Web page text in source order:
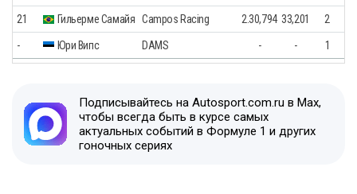
21 Гильерме Самайя Campos Racing 2.30,794 33,201 2
- Юри Випс DAMS - - 1
Подписывайтесь на Autosport.com.ru в Max,
чтобы всегда быть в курсе самых
актуальных событий в Формуле 1 и других
гоночных сериях